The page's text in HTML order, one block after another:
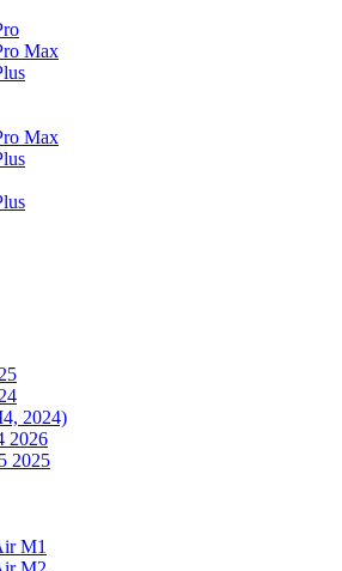
Max
Max
2024)
2026
2025
M1